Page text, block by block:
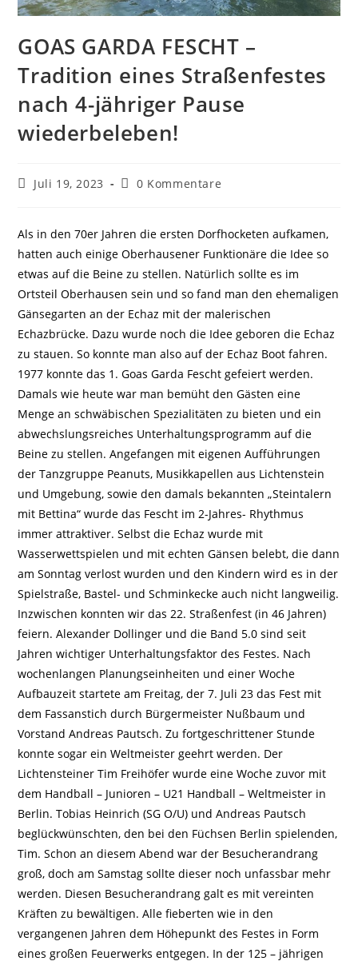
GOAS GARDA FESCHT –
Tradition eines Straßenfestes
nach 4-jähriger Pause
wiederbeleben!
Juli 19, 2023 0 Kommentare
Als in den 70er Jahren die ersten Dorfhocketen aufkamen,
hatten auch einige Oberhausener Funktionäre die Idee so
etwas auf die Beine zu stellen. Natürlich sollte es im
Ortsteil Oberhausen sein und so fand man den ehemaligen
Gänsegarten an der Echaz mit der malerischen
Echazbrücke. Dazu wurde noch die Idee geboren die Echaz
zu stauen. So konnte man also auf der Echaz Boot fahren.
1977 konnte das 1. Goas Garda Fescht gefeiert werden.
Damals wie heute war man bemüht den Gästen eine
Menge an schwäbischen Spezialitäten zu bieten und ein
abwechslungsreiches Unterhaltungsprogramm auf die
Beine zu stellen. Angefangen mit eigenen Aufführungen
der Tanzgruppe Peanuts, Musikkapellen aus Lichtenstein
und Umgebung, sowie den damals bekannten „Steintalern
mit Bettina“ wurde das Fescht im 2-Jahres- Rhythmus
immer attraktiver. Selbst die Echaz wurde mit
Wasserwettspielen und mit echten Gänsen belebt, die dann
am Sonntag verlost wurden und den Kindern wird es in der
Spielstraße, Bastel- und Schminkecke auch nicht langweilig.
Inzwischen konnten wir das 22. Straßenfest (in 46 Jahren)
feiern. Alexander Dollinger und die Band 5.0 sind seit
Jahren wichtiger Unterhaltungsfaktor des Festes. Nach
wochenlangen Planungseinheiten und einer Woche
Aufbauzeit startete am Freitag, der 7. Juli 23 das Fest mit
dem Fassanstich durch Bürgermeister Nußbaum und
Vorstand Andreas Pautsch. Zu fortgeschrittener Stunde
konnte sogar ein Weltmeister geehrt werden. Der
Lichtensteiner Tim Freihöfer wurde eine Woche zuvor mit
dem Handball – Junioren – U21 Handball – Weltmeister in
Berlin. Tobias Heinrich (SG O/U) und Andreas Pautsch
beglückwünschten, den bei den Füchsen Berlin spielenden,
Tim. Schon an diesem Abend war der Besucherandrang
groß, doch am Samstag sollte dieser noch unfassbar mehr
werden. Diesen Besucherandrang galt es mit vereinten
Kräften zu bewältigen. Alle fieberten wie in den
vergangenen Jahren dem Höhepunkt des Festes in Form
eines großen Feuerwerks entgegen. In der 125 – jährigen